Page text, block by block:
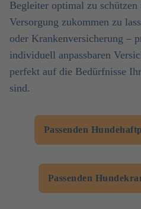
Begleiter optimal zu schützen
Versorgung zukommen zu
oder Krankenversicherung –
individuell anpassbaren
perfekt auf die Bedürfnisse
sind.
Passenden
Passenden